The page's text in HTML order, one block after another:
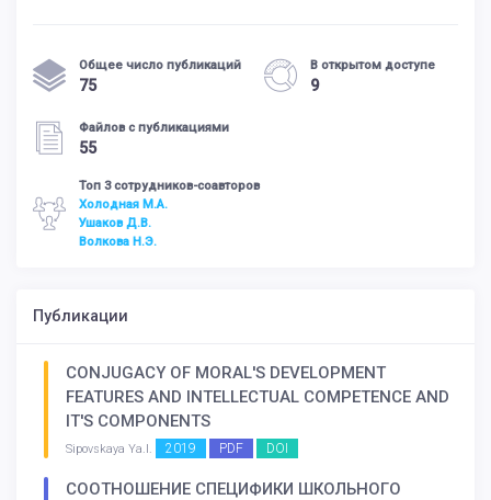
Общее число публикаций
75
В открытом доступе
9
Файлов с публикациями
55
Топ 3 сотрудников-соавторов
Холодная М.А.
Ушаков Д.В.
Волкова Н.Э.
Публикации
CONJUGACY OF MORAL'S DEVELOPMENT
FEATURES AND INTELLECTUAL COMPETENCE AND
IT'S COMPONENTS
Sipovskaya Ya.I. 2019 PDF DOI
СООТНОШЕНИЕ СПЕЦИФИКИ ШКОЛЬНОГО